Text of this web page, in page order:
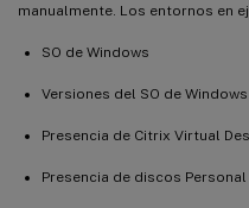
manualmente. Los entornos en
SO de Windows
Versiones del SO de Windows
Presencia de Citrix Virtual
Presencia de discos Personal